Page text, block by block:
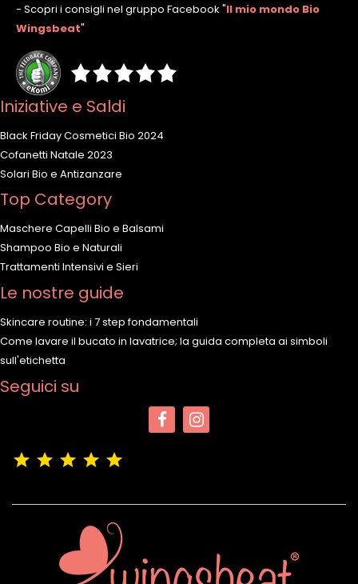
- Scopri i consigli nel gruppo Facebook "Il mio mondo Bio
Wingsbeat"
Iniziative e Saldi
Black Friday Cosmetici Bio 2024
Cofanetti Natale 2023
Solari Bio e Antizanzare
Top Category
Maschere Capelli Bio e Balsami
Shampoo Bio e Naturali
Trattamenti Intensivi e Sieri
Le nostre guide
Skincare routine: i 7 step fondamentali
Come lavare il bucato in lavatrice; la guida completa ai simboli
sull'etichetta
Seguici su